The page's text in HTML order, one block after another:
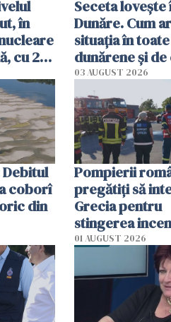
în
cu 2
trecută
Seceta
Dunăre. Cum
situația în
dunărene și de
România
efectele, deși a
în iulie
03 AUGUST 2026
Debitul
coborî
din
Pompierii
pregătiţi să
Grecia pentru
stingerea
01 AUGUST 2026